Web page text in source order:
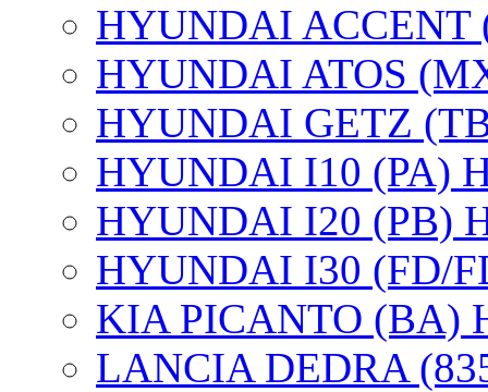
HYUNDAI ACCENT
HYUNDAI ATOS
HYUNDAI GETZ
HYUNDAI I10 (PA)
HYUNDAI I20 (PB)
HYUNDAI I30 (FD/
KIA PICANTO (BA)
LANCIA DEDRA